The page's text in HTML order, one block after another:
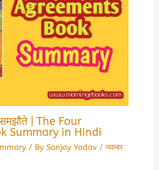
| The Four
Summary in Hindi
/ By Sanjay Yadav /नवम्बर